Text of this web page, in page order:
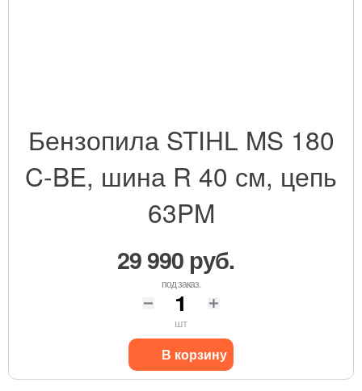
Бензопила STIHL MS 180
C-BE, шина R 40 см, цепь
63PM
29 990 руб.
под заказ.
шт
В корзину